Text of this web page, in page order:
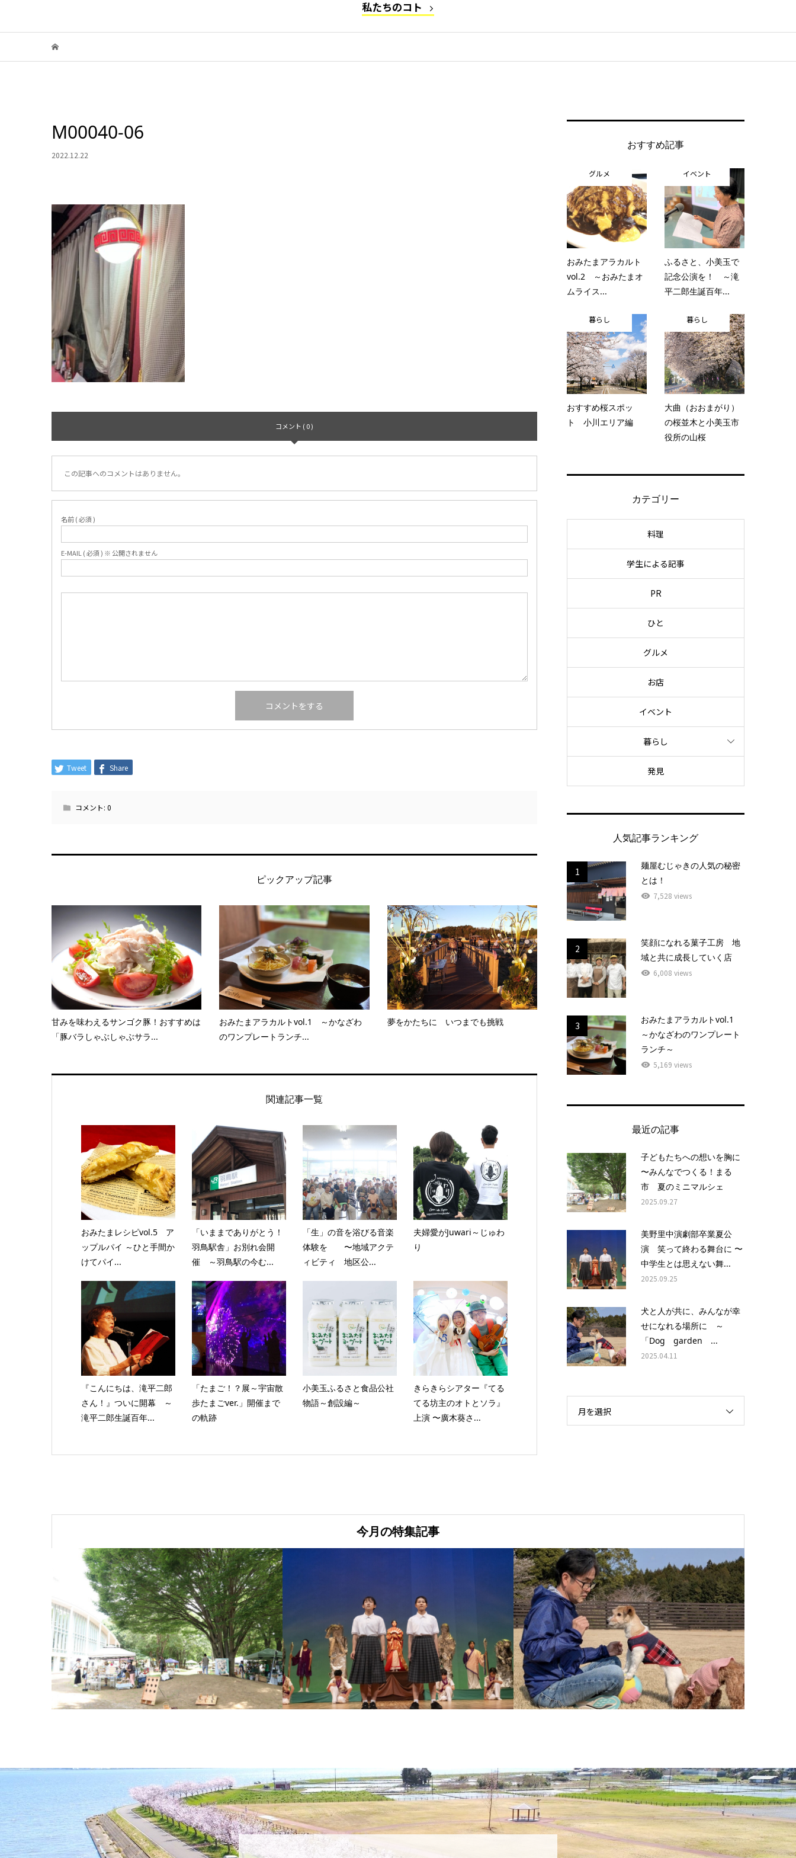
私たちのコト
M00040-06
2022.12.22
コメント ( 0 )
この記事へのコメントはありません。
名前 ( 必須 )
E-MAIL ( 必須 ) ※ 公開されません
Tweet Share
コメント: 0
ピックアップ記事
甘みを味わえるサンゴク豚！おすすめは
「豚バラしゃぶしゃぶサラ...
おみたまアラカルトvol.1 ～かなざわ
のワンプレートランチ...
夢をかたちに いつまでも挑戦
関連記事一覧
おみたまレシピvol.5 ア
ップルパイ ～ひと手間か
けてパイ...
「いままでありがとう！
羽鳥駅舎」お別れ会開
催 ～羽鳥駅の今む...
「生」の音を浴びる音楽
体験を 〜地域アクテ
ィビティ 地区公...
夫婦愛がJuwari～じゅわ
り
『こんにちは、滝平二郎
さん！』ついに開幕 ～
滝平二郎生誕百年...
「たまご！？展～宇宙散
歩たまごver.」開催まで
の軌跡
小美玉ふるさと食品公社
物語～創設編～
きらきらシアター『てる
てる坊主のオトとソラ』
上演 〜廣木葵さ...
おすすめ記事
グルメ
おみたまアラカルト
vol.2 ～おみたまオ
ムライス...
イベント
ふるさと、小美玉で
記念公演を！ ～滝
平二郎生誕百年...
暮らし
おすすめ桜スポッ
ト 小川エリア編
暮らし
大曲（おおまがり）
の桜並木と小美玉市
役所の山桜
カテゴリー
料理
学生による記事
PR
ひと
グルメ
お店
イベント
暮らし
発見
人気記事ランキング
1
麺屋むじゃきの人気の秘密
とは！
7,528 views
2
笑顔になれる菓子工房 地
域と共に成長していく店
6,008 views
3
おみたまアラカルトvol.1
～かなざわのワンプレート
ランチ～
5,169 views
最近の記事
子どもたちへの想いを胸に
〜みんなでつくる！まる
市 夏のミニマルシェ
2025.09.27
美野里中演劇部卒業夏公
演 笑って終わる舞台に 〜
中学生とは思えない舞...
2025.09.25
犬と人が共に、みんなが幸
せになれる場所に ～
「Dog garden ...
2025.04.11
月を選択
今月の特集記事